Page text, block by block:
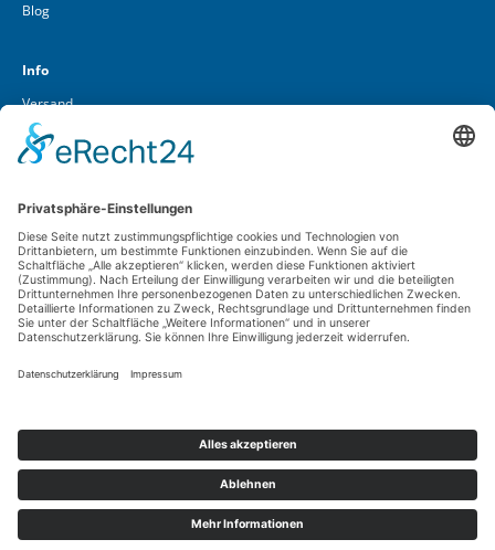
Blog
Info
Versand
Über uns
Cookieeinstellungen
D-55257 Budenheim